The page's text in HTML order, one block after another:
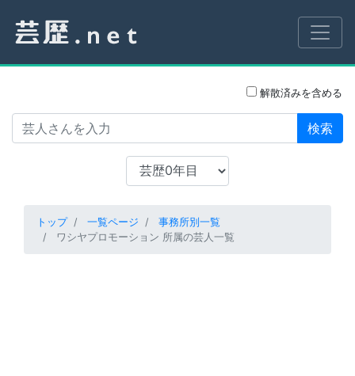
解散済みを含める
検索
トップ 一覧ページ
事務所別一覧
ワシヤプロモーション 所属の芸人一覧